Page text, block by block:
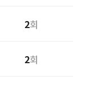
2회
2회